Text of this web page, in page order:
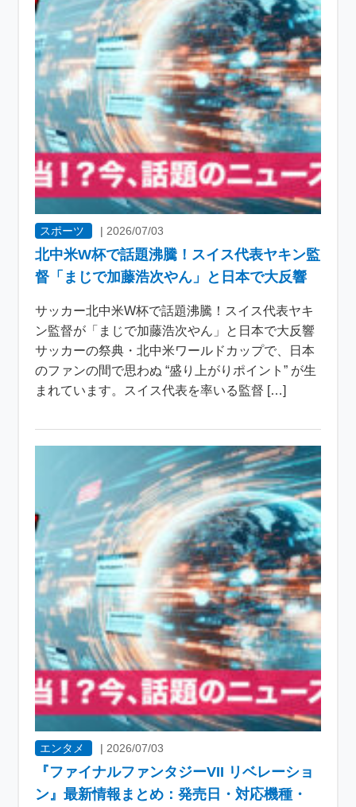
スポーツ | 2026/07/03
北中米W杯で話題沸騰！スイス代表ヤキン監
督「まじで加藤浩次やん」と日本で大反響
サッカー北中米W杯で話題沸騰！スイス代表ヤキ
ン監督が「まじで加藤浩次やん」と日本で大反響
サッカーの祭典・北中米ワールドカップで、日本
のファンの間で思わぬ “盛り上がりポイント” が生
まれています。スイス代表を率いる監督 […]
エンタメ | 2026/07/03
『ファイナルファンタジーVII リベレーショ
ン』最新情報まとめ：発売日・対応機種・